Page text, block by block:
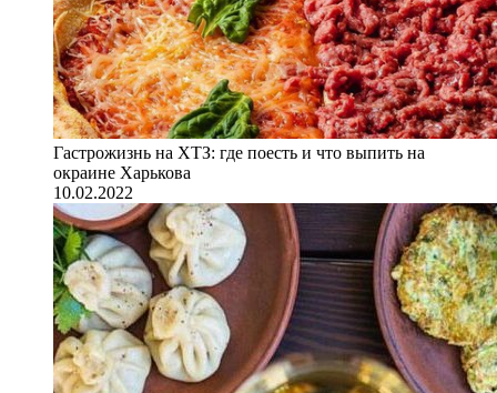
Гастрожизнь на ХТЗ: где поесть и что выпить на
окраине Харькова
10.02.2022